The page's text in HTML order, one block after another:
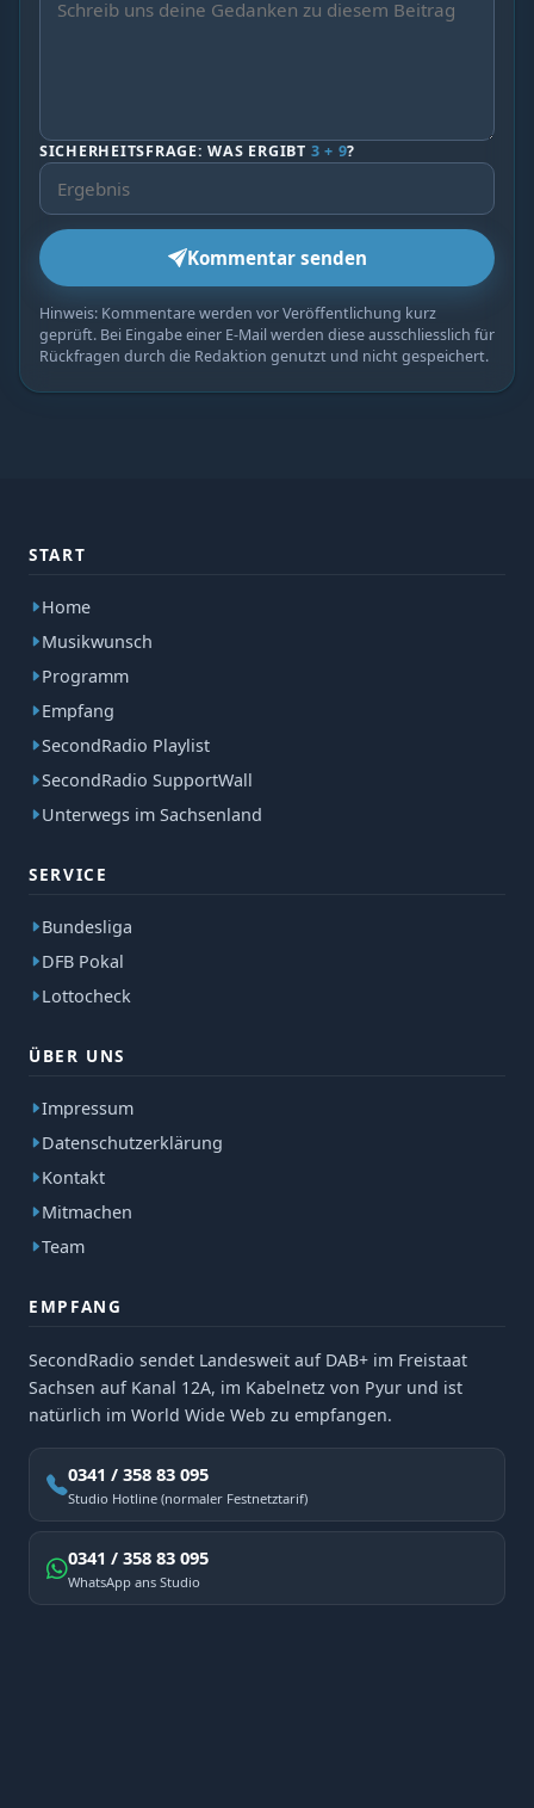
SICHERHEITSFRAGE: WAS ERGIBT 3 + 9?
Kommentar senden
Hinweis: Kommentare werden vor Veröffentlichung kurz
geprüft. Bei Eingabe einer E-Mail werden diese ausschliesslich für
Rückfragen durch die Redaktion genutzt und nicht gespeichert.
START
Home
Musikwunsch
Programm
Empfang
SecondRadio Playlist
SecondRadio SupportWall
Unterwegs im Sachsenland
SERVICE
Bundesliga
DFB Pokal
Lottocheck
ÜBER UNS
Impressum
Datenschutzerklärung
Kontakt
Mitmachen
Team
EMPFANG
SecondRadio sendet Landesweit auf DAB+ im Freistaat
Sachsen auf Kanal 12A, im Kabelnetz von Pyur und ist
natürlich im World Wide Web zu empfangen.
0341 / 358 83 095
Studio Hotline (normaler Festnetztarif)
0341 / 358 83 095
WhatsApp ans Studio